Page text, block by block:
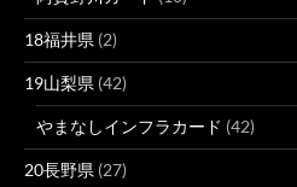
18福井県 (2)
19山梨県 (42)
やまなしインフラカード (42)
20長野県 (27)